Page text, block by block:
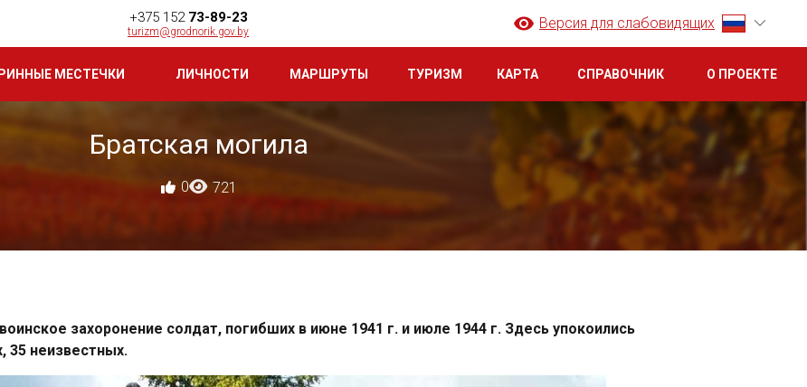
+375 152 73-89-23
turizm@grodnorik.gov.by Версия для слабовидящих
МЕСТЕЧКИ ЛИЧНОСТИ МАРШРУТЫ ТУРИЗМ КАРТА СПРАВОЧНИК О ПРОЕКТЕ
Братская могила
0 721
захоронение солдат, погибших в июне 1941 г. и июле 1944 г. Здесь упокоились
35 неизвестных.